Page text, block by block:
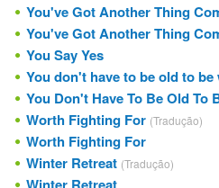
You've Got Another Thing
You've Got Another Thing
You Say Yes
You don't have to be old to be
You Don't Have To Be Old To
Worth Fighting For (Tradução)
Worth Fighting For
Winter Retreat (Tradução)